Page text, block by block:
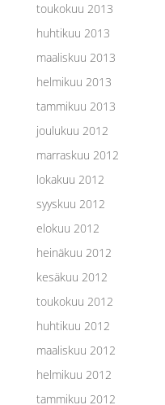
toukokuu 2013
huhtikuu 2013
maaliskuu 2013
helmikuu 2013
tammikuu 2013
joulukuu 2012
marraskuu 2012
lokakuu 2012
syyskuu 2012
elokuu 2012
heinäkuu 2012
kesäkuu 2012
toukokuu 2012
huhtikuu 2012
maaliskuu 2012
helmikuu 2012
tammikuu 2012